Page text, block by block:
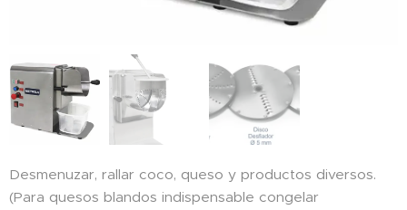
Desmenuzar, rallar coco, queso y productos diversos.
(Para quesos blandos indispensable congelar